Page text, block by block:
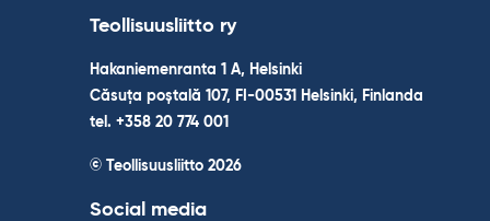
Teollisuusliitto ry
Hakaniemenranta 1 A, Helsinki
Căsuța poștală 107, FI-00531 Helsinki, Finlanda
tel. +358 20 774 001
© Teollisuusliitto 2026
Social media